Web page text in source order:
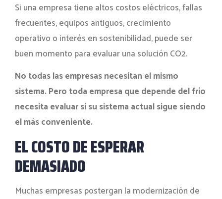
Si una empresa tiene altos costos eléctricos, fallas
frecuentes, equipos antiguos, crecimiento
operativo o interés en sostenibilidad, puede ser
buen momento para evaluar una solución CO2.
No todas las empresas necesitan el mismo
sistema. Pero toda empresa que depende del frío
necesita evaluar si su sistema actual sigue siendo
el más conveniente.
EL COSTO DE ESPERAR
DEMASIADO
Muchas empresas postergan la modernización de